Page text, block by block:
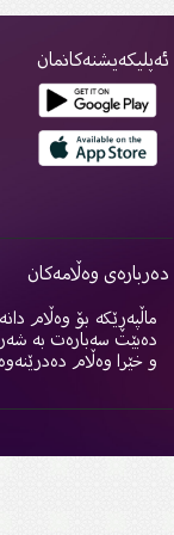
وەڵامەکان
ماڵپەڕێکە بۆ وەڵام
دەبێت سەبارەت بە
و خێرا وەڵام دەدرێنەوە.